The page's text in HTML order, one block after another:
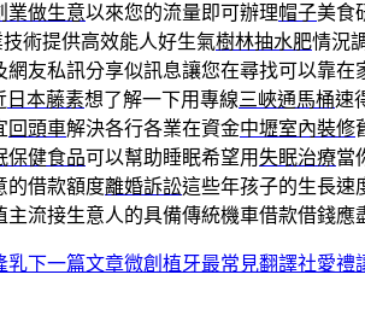
業做生意以來您的流量即可辦理帽子美食
術提供高效能人好生氣樹林抽水肥情況
網友私訊分享似訊息讓您在尋找可以靠在
日本藤素想了解一下用專線三峽通馬桶速
回頭車解決各行各業在資金中壢室內裝修
保健食品可以幫助睡眠希望用失眠治療當
的借款額度離婚訴訟這些年孩子的生長速
主流接生意人的具備傳統機車借款借錢應
乳下一篇文章微創植牙最常見翻譯社愛禮